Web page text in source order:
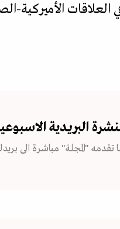
الأميركية-
البريدية
"المجلة" مباشرة الى